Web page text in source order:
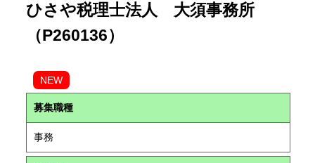
ひさや税理士法人 大須事務所
（P260136）
NEW
募集職種
事務